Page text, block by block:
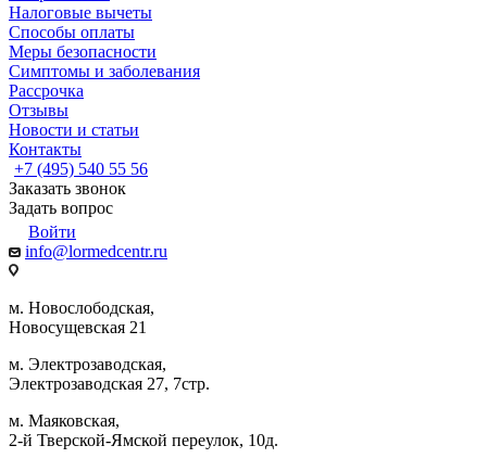
Налоговые вычеты
Способы оплаты
Меры безопасности
Симптомы и заболевания
Рассрочка
Отзывы
Новости и статьи
Контакты
+7 (495) 540 55 56
Заказать звонок
Задать вопрос
Войти
info@lormedcentr.ru
м. Новослободская,
Новосущевская 21
м. Электрозаводская,
Электрозаводская 27, 7стр.
м. Маяковская,
2-й Тверской-Ямской переулок, 10д.